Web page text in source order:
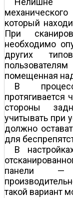
который
При
необходимо
других
помещенная
В
протягивается
стороны
учитывать при
должно
для
В
панели —
такой вариант